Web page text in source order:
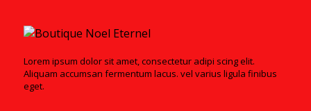
Lorem ipsum dolor sit amet, consectetur adipi scing elit.
Aliquam accumsan fermentum lacus. vel varius ligula finibus
eget.